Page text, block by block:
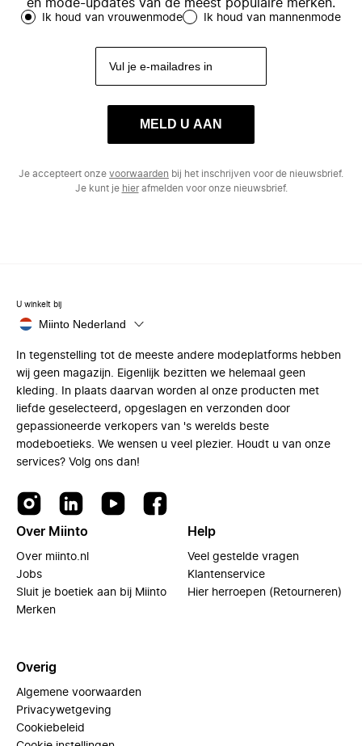
en mode-updates van de meest populaire merken.
Ik houd van vrouwenmode Ik houd van mannenmode
MELD U AAN
Je accepteert onze voorwaarden bij het inschrijven voor de nieuwsbrief.
Je kunt je hierafmelden voor onze nieuwsbrief.
U winkelt bij
Miinto Nederland
In tegenstelling tot de meeste andere modeplatforms hebben
wij geen magazijn. Eigenlijk bezitten we helemaal geen
kleding. In plaats daarvan worden al onze producten met
liefde geselecteerd, opgeslagen en verzonden door
gepassioneerde verkopers van 's werelds beste
modeboetieks. We wensen u veel plezier. Houdt u van onze
services? Volg ons dan!
Over Miinto
Over miinto.nl
Jobs
Sluit je boetiek aan bij Miinto
Merken
Help
Veel gestelde vragen
Klantenservice
Hier herroepen (Retourneren)
Overig
Algemene voorwaarden
Privacywetgeving
Cookiebeleid